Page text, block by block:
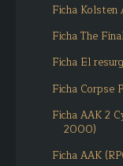
Ficha
Ficha The
Ficha El
Ficha Corpse
Ficha AAK 2
2000)
Ficha AAK